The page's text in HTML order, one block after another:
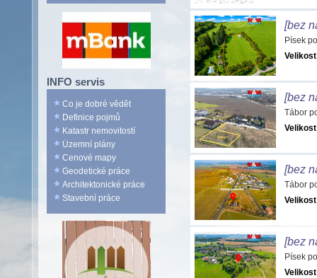
INFO servis
Co je dobré vědět
Definice pojmů
Katastr nemovitostí
Územní plány
Cenové mapy
Geodetické práce
Architektonické práce
Stavební práce
[bez
Písek
[bez
Tábor
[bez
Tábor
[bez
Písek